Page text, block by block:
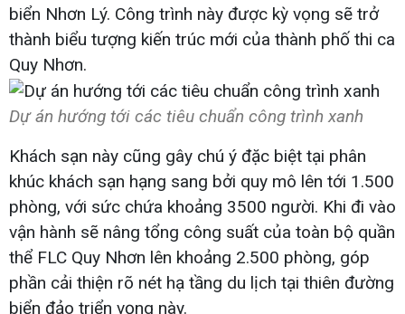
biển Nhơn Lý. Công trình này được kỳ vọng sẽ trở
thành biểu tượng kiến trúc mới của thành phố thi ca
Quy Nhơn.
Dự án hướng tới các tiêu chuẩn công trình xanh
Khách sạn này cũng gây chú ý đặc biệt tại phân
khúc khách sạn hạng sang bởi quy mô lên tới 1.500
phòng, với sức chứa khoảng 3500 người. Khi đi vào
vận hành sẽ nâng tổng công suất của toàn bộ quần
thể FLC Quy Nhơn lên khoảng 2.500 phòng, góp
phần cải thiện rõ nét hạ tầng du lịch tại thiên đường
biển đảo triển vọng này.